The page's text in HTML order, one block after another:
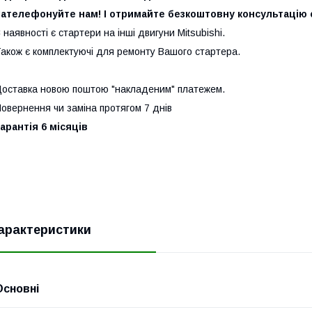
нам! І отримайте безкоштовну консультацію
наявності є стартери на інші двигуни Mitsubishi.
є комплектуючі для ремонту Вашого стартера.
новою поштою "накладеним" платежем.
чи заміна протягом 7 днів
6 місяців